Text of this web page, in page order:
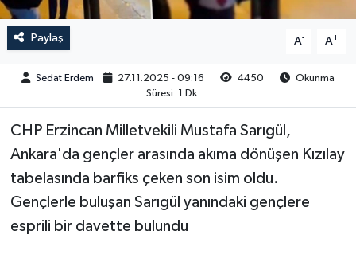
Paylaş A- A+
Sedat Erdem 27.11.2025 - 09:16 4450
Okunma
Süresi: 1 Dk
CHP Erzincan Milletvekili Mustafa Sarıgül,
Ankara'da gençler arasında akıma dönüşen Kızılay
tabelasında barfiks çeken son isim oldu.
Gençlerle buluşan Sarıgül yanındaki gençlere
esprili bir davette bulundu